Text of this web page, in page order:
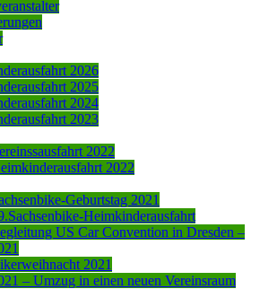
2026
2025
2024
2023
2022
2022
Geburtstag 2021
Heimkinderausfahrt
US Car Convention in Dresden –
2021
– Umzug in einen neuen Vereinsraum